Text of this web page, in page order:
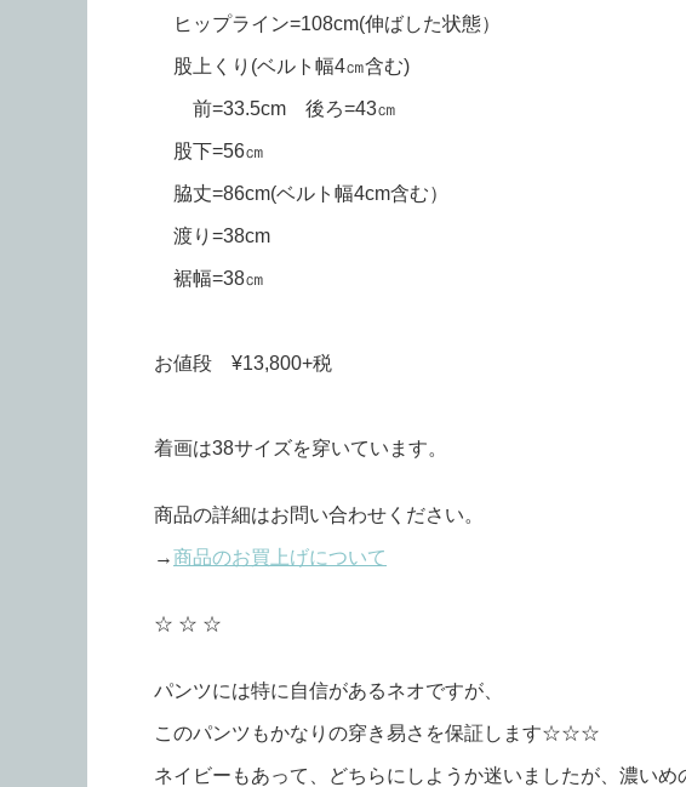
ヒップライン=108cm(伸ばした状態）
股上くり(ベルト幅4㎝含む)
前=33.5cm 後ろ=43㎝
股下=56㎝
脇丈=86cm(ベルト幅4cm含む）
渡り=38cm
裾幅=38㎝
お値段 ¥13,800+税
着画は38サイズを穿いています。
商品の詳細はお問い合わせください。
→商品のお買上げについて
☆ ☆ ☆
パンツには特に自信があるネオですが、
このパンツもかなりの穿き易さを保証します☆☆☆
ネイビーもあって、どちらにしようか迷いましたが、濃い